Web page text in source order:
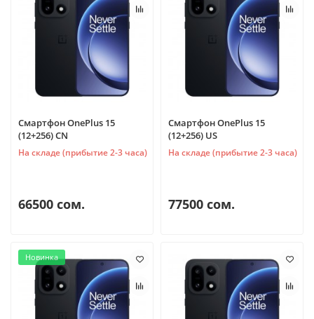
Смартфон OnePlus 15
(12+256) CN
На складе (прибытие 2-3 часа)
66500 сом.
Смартфон OnePlus 15
(12+256) US
На складе (прибытие 2-3 часа)
77500 сом.
Новинка